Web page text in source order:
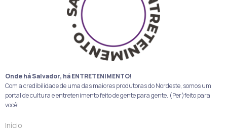
Onde há Salvador, há ENTRETENIMENTO!
Com a credibilidade de uma das maiores produtoras do Nordeste, somos um
portal de cultura e entretenimento feito de gente para gente. (Per)feito para
você!
Início